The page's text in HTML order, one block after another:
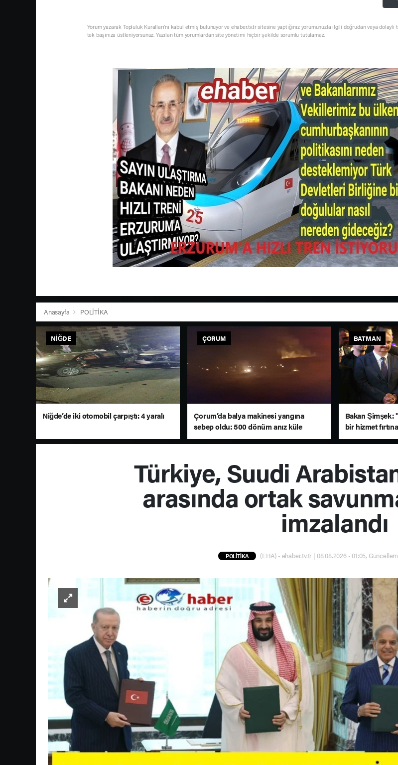
Yorum yazarak Topluluk Kuralları’nı kabul etmiş bulunuyor ve ehaber.tv.tr sitesine yaptığınız yorumunuzla ilgili doğrudan veya
tek başınıza üstleniyorsunuz. Yazılan tüm yorumlardan site yönetimi hiçbir şekilde sorumlu tutulamaz.
Anasayfa POLİTİKA
NIĞDE
Niğde’de iki otomobil çarpıştı: 4 yaralı
ÇORUM
Çorum’da balya makinesi yangına
sebep oldu: 500 dönüm anız küle
döndü
BATMAN
Bakan Şimşek:
bir hizmet
Türkiye, Suudi
arasında ortak
imzalandı
POLİTİKA (EHA) - ehaber.tv.tr | 08.08.2026 - 01:05,